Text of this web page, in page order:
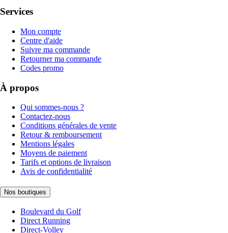
Services
Mon compte
Centre d'aide
Suivre ma commande
Retourner ma commande
Codes promo
À propos
Qui sommes-nous ?
Contactez-nous
Conditions générales de vente
Retour & remboursement
Mentions légales
Moyens de paiement
Tarifs et options de livraison
Avis de confidentialité
Nos boutiques
Boulevard du Golf
Direct Running
Direct-Volley